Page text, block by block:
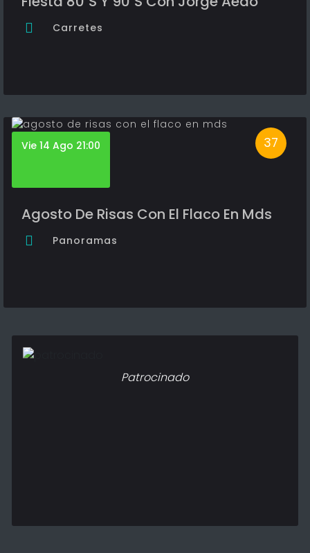
Carretes
37
Vie 14 Ago 21:00
Agosto De Risas Con El Flaco En Mds
Panoramas
Patrocinado